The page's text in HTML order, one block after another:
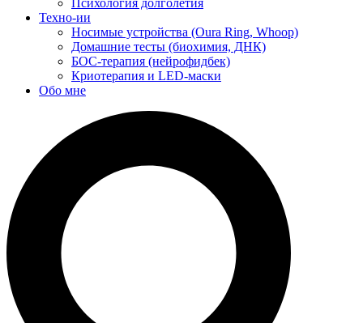
Техно-ии
Носимые устройства (Oura Ring, Whoop)
Домашние тесты (биохимия, ДНК)
БОС-терапия (нейрофидбек)
Криотерапия и LED-маски
Обо мне